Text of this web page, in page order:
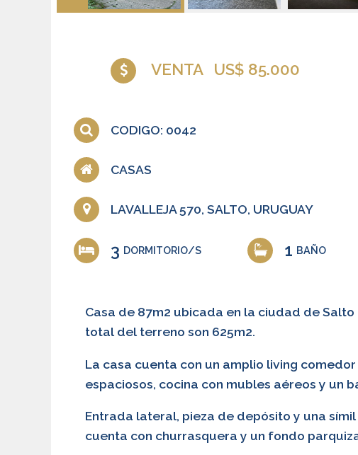
VENTA US$ 85.000
CODIGO: 0042
CASAS
LAVALLEJA 570, SALTO, URUGUAY
3 DORMITORIO/S 1 BAÑO
Casa de 87m2 ubicada en la ciudad de
total del terreno son 625m2.
La casa cuenta con un amplio living
espaciosos, cocina con mubles aéreos y un
Entrada lateral, pieza de depósito y una
cuenta con churrasquera y un fondo